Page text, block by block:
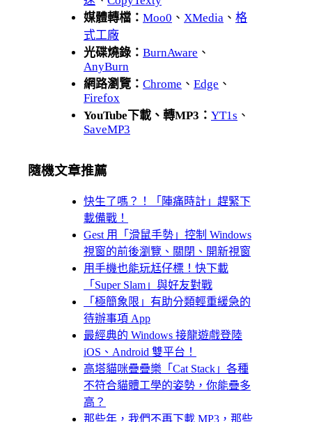
媒體轉檔： Moo0 、 XMedia 、 格
式工廠
光碟燒錄： BurnAware 、
AnyBurn
網路瀏覽： Chrome 、 Edge 、
Firefox
YouTube下載、轉MP3： YT1s 、
SaveMP3
隨機文章推薦
快生了嗎？！「陣痛時計」趕緊下
載備戰！
Gest 用「滑鼠手勢」控制 Windows
視窗的前後瀏覽、關閉、開新視窗
用手機也能玩尪仔標！快下載
「Super Slam」與好友對戰
「極簡象限」有助分類輕重緩急的
待辦事項 App
最經典的 Windows 接龍遊戲登陸
iOS、Android 雙平台！
高塔貓咪疊疊樂「Cat Stack」各種
不符合貓體工學的姿勢，你能疊多
高？
那些年，我們不再下載 MP3，那些